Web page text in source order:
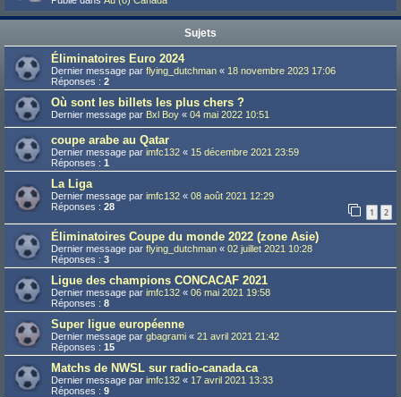
Sujets
Éliminatoires Euro 2024
Dernier message par flying_dutchman « 18 novembre 2023 17:06
Réponses : 2
Où sont les billets les plus chers ?
Dernier message par Bxl Boy « 04 mai 2022 10:51
coupe arabe au Qatar
Dernier message par imfc132 « 15 décembre 2021 23:59
Réponses : 1
La Liga
Dernier message par imfc132 « 08 août 2021 12:29
Réponses : 28 1 2
Éliminatoires Coupe du monde 2022 (zone Asie)
Dernier message par flying_dutchman « 02 juillet 2021 10:28
Réponses : 3
Ligue des champions CONCACAF 2021
Dernier message par imfc132 « 06 mai 2021 19:58
Réponses : 8
Super ligue européenne
Dernier message par gbagrami « 21 avril 2021 21:42
Réponses : 15
Matchs de NWSL sur radio-canada.ca
Dernier message par imfc132 « 17 avril 2021 13:33
Réponses : 9